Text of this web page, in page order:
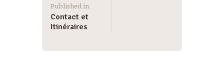
Published in
Contact et
Itinéraires